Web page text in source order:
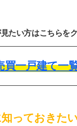
たい方はこちらを
買一戸建て一
っておきた